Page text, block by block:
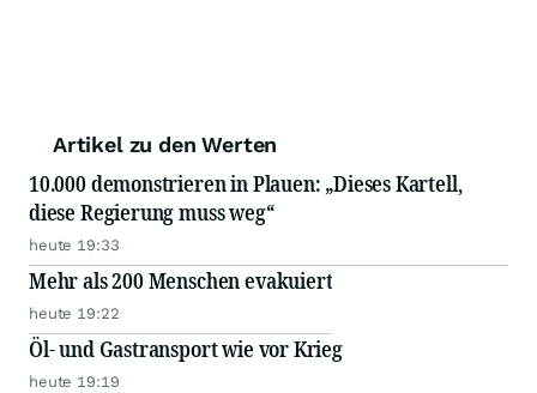
Artikel zu den Werten
10.000 demonstrieren in Plauen: „Dieses Kartell,
diese Regierung muss weg“
heute 19:33
Mehr als 200 Menschen evakuiert
heute 19:22
Öl- und Gastransport wie vor Krieg
heute 19:19